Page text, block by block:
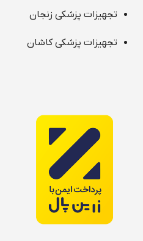
تجهیزات پزشکی زنجان
تجهیزات پزشکی کاشان